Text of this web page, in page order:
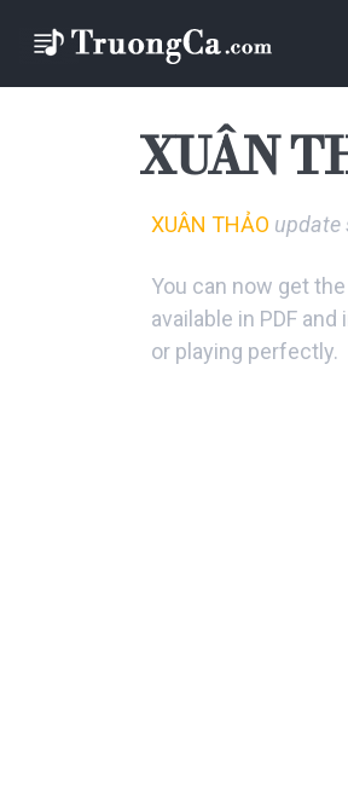
XUÂN
XUÂN THẢO update
You can now get
available in PDF
or playing perfectly.